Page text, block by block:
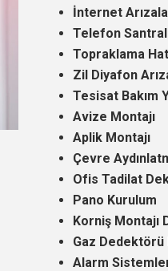
İnternet
Telefon
Topraklama
Zil Diyafon
Tesisat Bakım
Avize Montajı
Aplik Montajı
Çevre
Ofis Tadilat
Pano Kurulum
Korniş Montajı
Gaz Dedektörü
Alarm